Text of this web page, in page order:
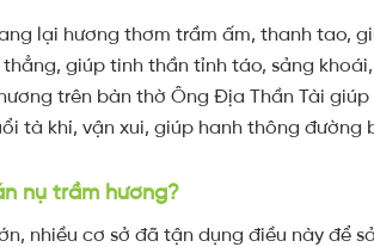
lại hương thơm trầm ấm, thanh tao,
giúp tinh thần tỉnh táo, sảng
trên bàn thờ Ông Địa Thần Tài
tà khí, vận xui, giúp hanh thông đường
nụ trầm hương?
nhiều cơ sở đã tận dụng điều này để